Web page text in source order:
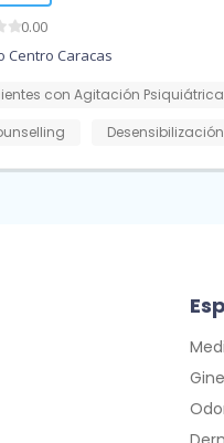
0.00
Centro Caracas
con Agitación Psiquiátrica